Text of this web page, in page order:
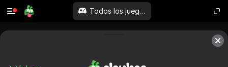
Todos los juegos